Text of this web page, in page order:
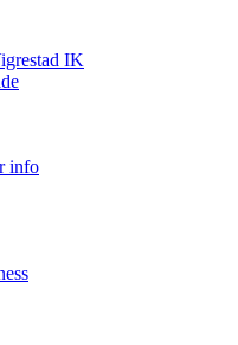
IK
info